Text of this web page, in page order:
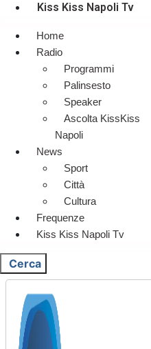
Kiss Kiss Napoli Tv
Home
Radio
Programmi
Palinsesto
Speaker
Ascolta KissKiss
Napoli
News
Sport
Città
Cultura
Frequenze
Kiss Kiss Napoli Tv
Cerca